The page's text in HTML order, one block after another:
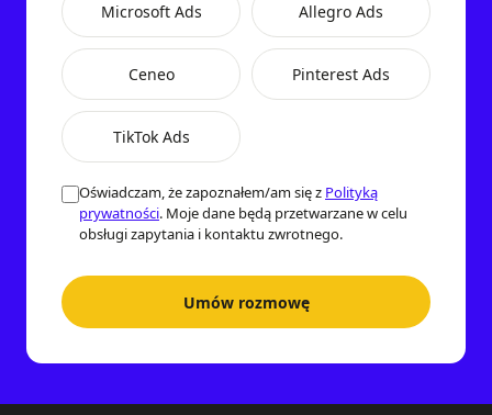
Microsoft Ads Allegro Ads
Ceneo Pinterest Ads
TikTok Ads
Oświadczam, że zapoznałem/am się z Polityką
prywatności. Moje dane będą przetwarzane w celu
obsługi zapytania i kontaktu zwrotnego.
Umów rozmowę